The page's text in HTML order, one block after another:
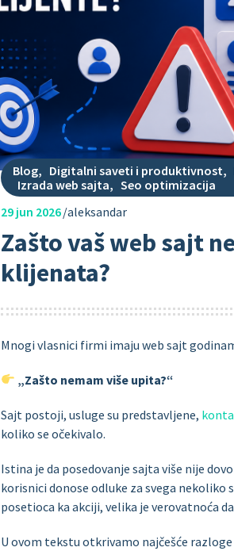
Blog, Digitalni saveti i produktivnost,
Izrada web sajta, Seo optimizacija
29jun 2026 aleksandar
Zašto vaš web sajt
klijenata?
Mnogi vlasnici firmi imaju web sajt
„Zašto nemam više upita?“
Sajt postoji, usluge su predstavljene,
koliko se očekivalo.
Istina je da posedovanje sajta više nije
korisnici donose odluke za svega nekoliko
posetioca ka akciji, velika je verovatnoća
U ovom tekstu otkrivamo najčešće